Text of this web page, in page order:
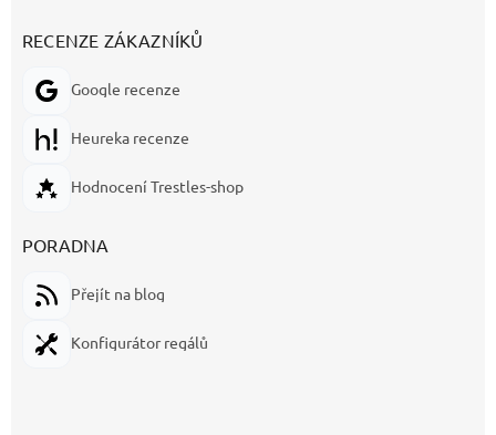
RECENZE ZÁKAZNÍKŮ
Google recenze
Heureka recenze
Hodnocení Trestles-shop
PORADNA
Přejít na blog
Konfigurátor regálů